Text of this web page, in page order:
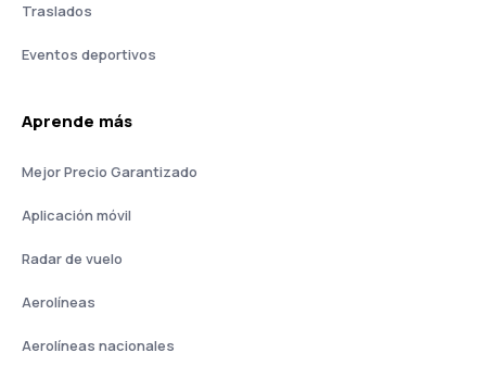
Traslados
Eventos deportivos
Aprende más
Mejor Precio Garantizado
Aplicación móvil
Radar de vuelo
Aerolíneas
Aerolíneas nacionales